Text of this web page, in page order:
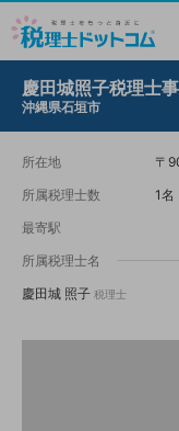
慶田城照子税理士
沖縄県石垣市
所在地
〒
所属税理士数
1名
最寄駅
所属税理士名
慶田城 照子 税理士